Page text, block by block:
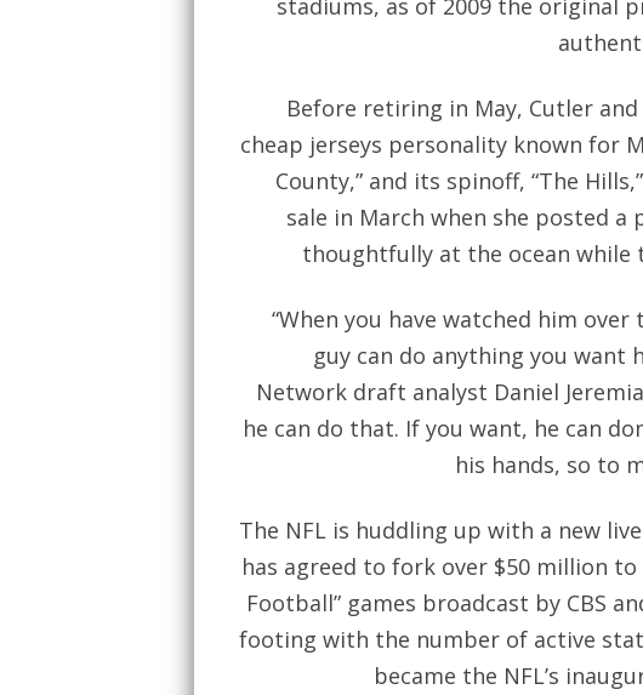
stadiums, as of 2009 the original
Before retiring in May, Cutler
cheap jerseys personality known for
County,” and its spinoff, “The
sale in March when she posted
thoughtfully at the ocean while
“When you have watched him
guy can do anything you want
Network draft analyst Daniel
he can do that. If you want, he can
his hands, so to
The NFL is huddling up with a new
has agreed to fork over $50 million
Football” games broadcast by CBS
footing with the number of active
became the NFL’s